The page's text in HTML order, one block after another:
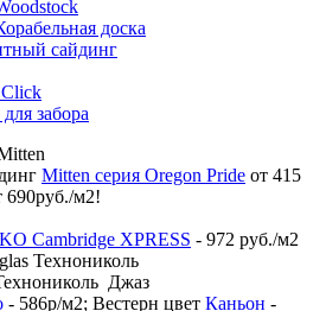
доска
сайдинг
забора
Mitten серия Oregon Pride от 415
690руб./м2!
Cambridge XPRESS - 972 руб./м2
Джаз
- 586р/м2; Вестерн цвет Каньон -